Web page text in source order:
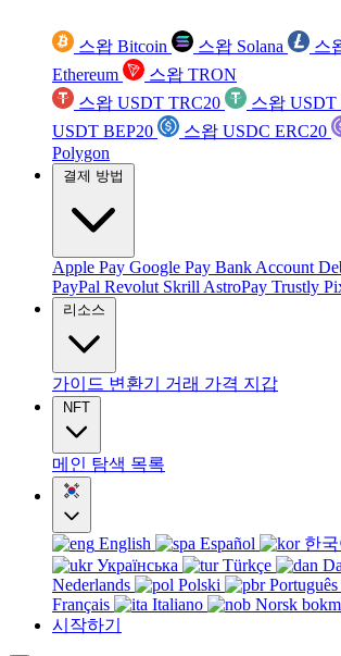
스왑 Bitcoin 스왑 Solana 스
Ethereum
스왑 TRON
스왑 USDT TRC20
스왑 USDT
USDT BEP20
스왑 USDC ERC20
Polygon
결제 방법
Apple Pay Google Pay Bank Account
PayPal Revolut Skrill AstroPay Trustly
리소스
가이드 변환기 거래 가격 지갑
NFT
메인 탐색 목록
English Español 한국
Українська
Türkçe
Nederlands
Polski
Français
Italiano
Norsk
시작하기